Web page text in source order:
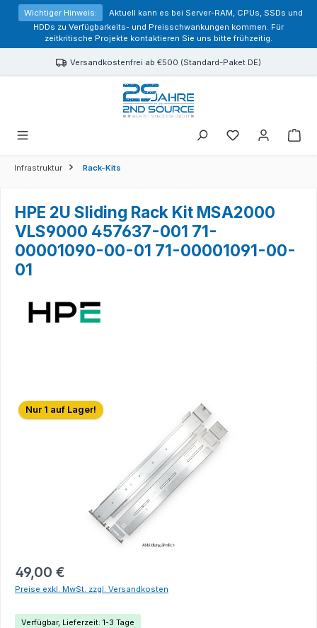
springen
Wichtiger Hinweis:
Aktuell kann es bei Server-RAM, CPUs, SSDs und
HDDs zu Verfügbarkeits- und Preisschwankungen kommen. Für
zeitkritische Projekte kontaktieren Sie uns bitte frühzeitig.
Versandkostenfrei ab €500 (Standard-Paket DE)
Sie haben 0
Infrastruktur Rack-Kits
HPE 2U Sliding Rack Kit MSA2000
VLS9000 457637-001 71-
00001090-00-01 71-00001091-00-
01
Bildergalerie überspringen
Nur 1 auf Lager!
49,00 €
Preise exkl. MwSt. zzgl. Versandkosten
Verfügbar, Lieferzeit: 1-3 Tage